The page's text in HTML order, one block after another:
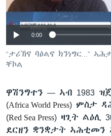
ቋንቋታት
0:00
“ታሪኽና ባዕልና ክንነግር...”
ቸኮል
ዋሽንግተን — ኣብ 1983
(Africa World Press) ምስታ
(Red Sea Press) ዛጊት ልዕሊ
ደርዘን ቋንቋታት ኣሕቲመን